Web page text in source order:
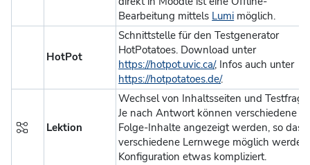
Bearbeitung mittels Lumi möglich.
HotPot
Schnittstelle für den Testgenerator
HotPotatoes. Download unter
https://hotpot.uvic.ca/, Infos auch unter
https://hotpotatoes.de/.
Lektion
Wechsel von Inhaltsseiten und
Je nach Antwort können verschiedene
Folge-Inhalte angezeigt werden, so dass
verschiedene Lernwege möglich werden.
Konfiguration etwas kompliziert.